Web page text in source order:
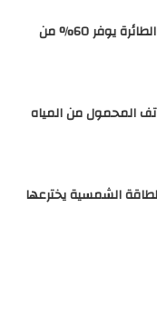
تصميم مبتكر لمحركات الطائرة يوفر 60% من
المحمول من المياه
الشمسية يخترعها